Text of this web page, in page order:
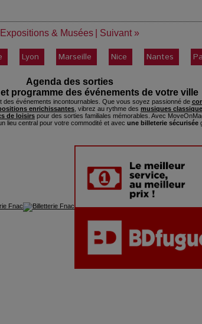
Expositions & Musées Suivant »
Lyon Marseille Nice Nantes
Agenda des sorties
programme des événements de votre ville
des événements incontournables. Que vous soyez passionné de
enrichissantes , vibrez au rythme des musiques
de loisirs pour des sorties familiales mémorables. Avec
lieu central pour votre commodité et avec une billeterie sécurisée